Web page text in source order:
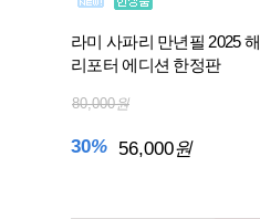
라미 사파리 만년필 2025 해
리포터 에디션 한정판
80,000원
30% 56,000원